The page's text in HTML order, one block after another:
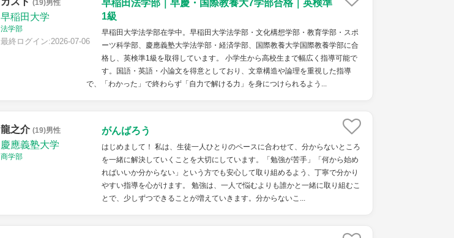
(19)男性
早稲田大学
法学部
最終ログイン:2026-07-06
早稲田法学部｜早慶・国際教養大7学部合格｜英検準
1級
早稲田大学法学部在学中。早稲田大学法学部・文化構想学部・教育学部・スポ
ーツ科学部、慶應義塾大学法学部・経済学部、国際教養大学国際教養学部に合
格し、英検準1級を取得しています。 小学生から高校生まで幅広く指導可能で
す。国語・英語・小論文を得意としており、文章構造や論理を重視した指導
で、「わかった」で終わらず「自力で解ける力」を身につけられるよう...
龍之介 (19)男性
慶應義塾大学
商学部
がんばろう
はじめまして！ 私は、生徒一人ひとりのペースに合わせて、分からないところ
を一緒に解決していくことを大切にしています。「勉強が苦手」「何から始め
ればいいか分からない」という方でも安心して取り組めるよう、丁寧で分かり
やすい指導を心がけます。 勉強は、一人で悩むよりも誰かと一緒に取り組むこ
とで、少しずつできることが増えていきます。分からないこ...